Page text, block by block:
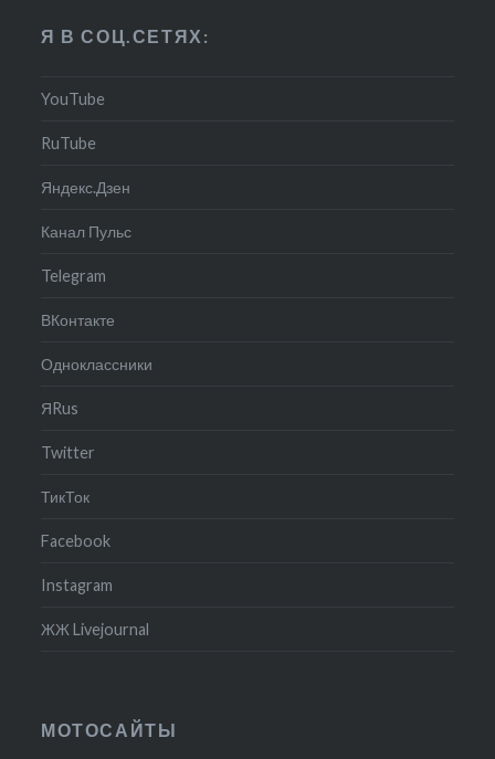
Я В СОЦ.СЕТЯХ:
YouTube
RuTube
Яндекс.Дзен
Канал Пульс
Telegram
ВКонтакте
Одноклассники
ЯRus
Twitter
ТикТок
Facebook
Instagram
ЖЖ Livejournal
МОТОСАЙТЫ